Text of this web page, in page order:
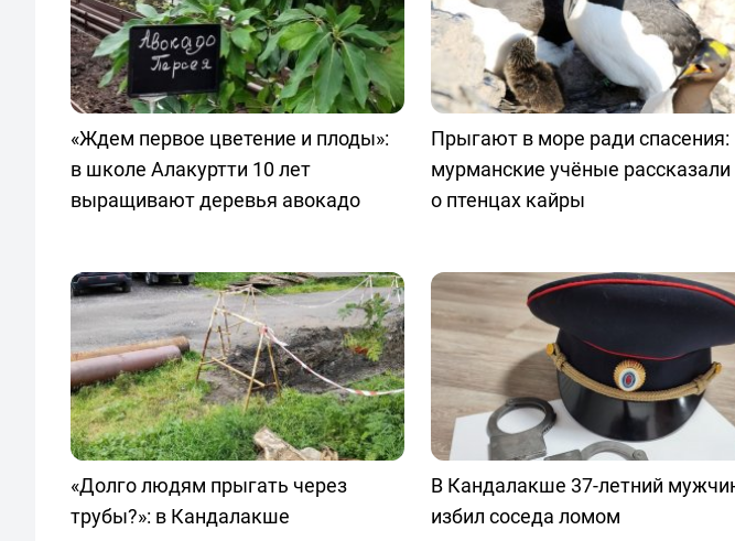
«Ждем первое цветение и плоды»:
в школе Алакуртти 10 лет
выращивают деревья авокадо
Прыгают в море ради спасения:
мурманские учёные рассказали
о птенцах кайры
«Долго людям прыгать через
трубы?»: в Кандалакше
В Кандалакше 37-летний
избил соседа ломом